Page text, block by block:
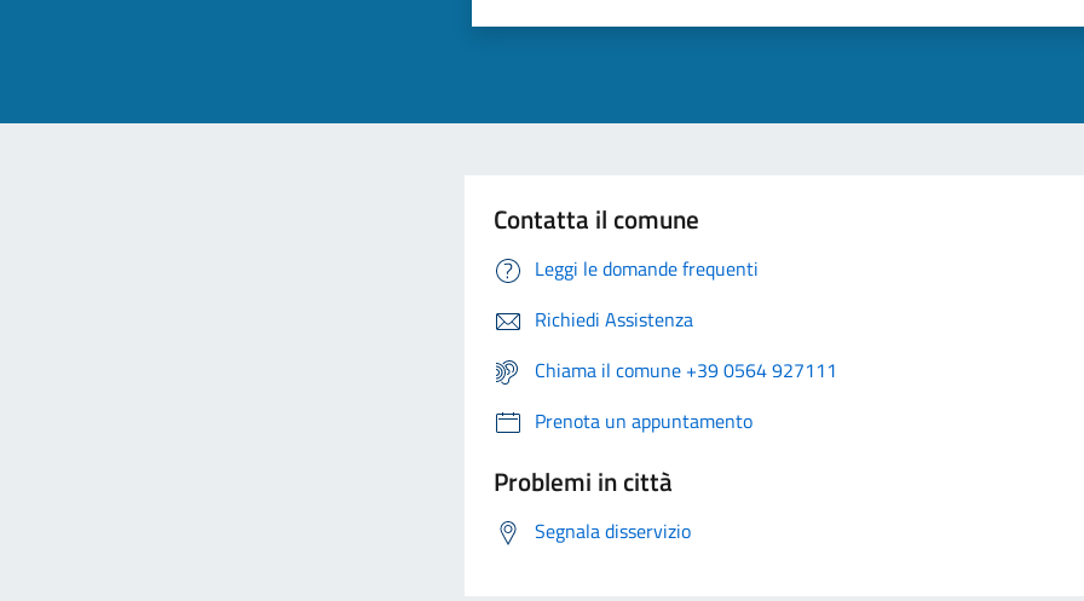
Contatta il comune
Leggi le domande frequenti
Richiedi Assistenza
Chiama il comune +39 0564 927111
Prenota un appuntamento
Problemi in città
Segnala disservizio